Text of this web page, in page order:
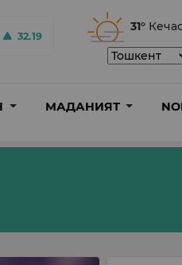
32.19
31°
МАДАНИЯТ